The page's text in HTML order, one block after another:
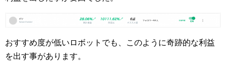
おすすめ度が低いロボットでも、このように奇跡的な利益
を出す事があります。